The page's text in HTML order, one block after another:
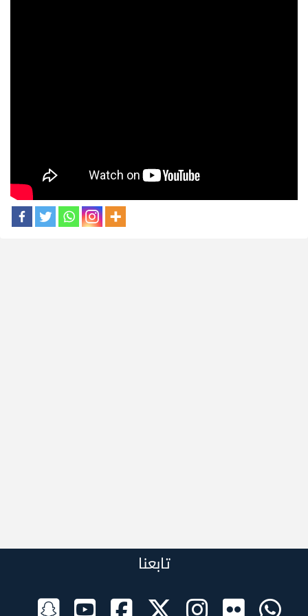
تابعنا